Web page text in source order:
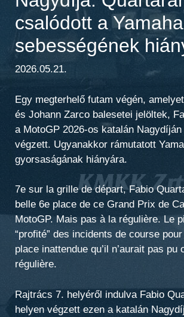
csalódott a Yamaha
sebességének
2026.05.21.
Egy megterhelő futam végén,
és Johann Zarco balesetei jelöltek,
a MotoGP 2026-os katalán
végzett. Ugyanakkor rámutatott
gyorsaságának hiányára.
7e sur la grille de départ, Fabio
belle 6e place de ce Grand Prix de
MotoGP. Mais pas à la régulière. Le
“profité” des incidents de course
place inattendue qu’il n’aurait pas pu
régulière.
Rajtrács 7. helyéről indulva Fabio
helyen végzett ezen a katalán